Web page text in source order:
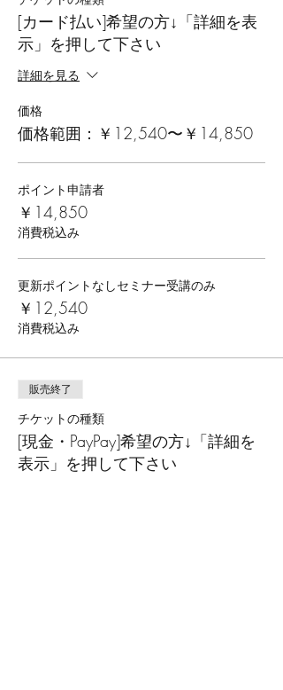
[カード払い]希望の方↓「詳細を表
示」を押して下さい
詳細を見る
価格
価格範囲：￥12,540〜￥14,850
ポイント申請者
￥14,850
消費税込み
更新ポイントなしセミナー受講のみ
￥12,540
消費税込み
販売終了
チケットの種類
[現金・PayPay]希望の方↓「詳細を
表示」を押して下さい